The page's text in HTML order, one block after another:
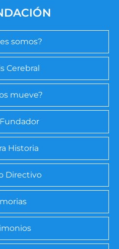
somos?
Cerebral
mueve?
Historia
Directivo